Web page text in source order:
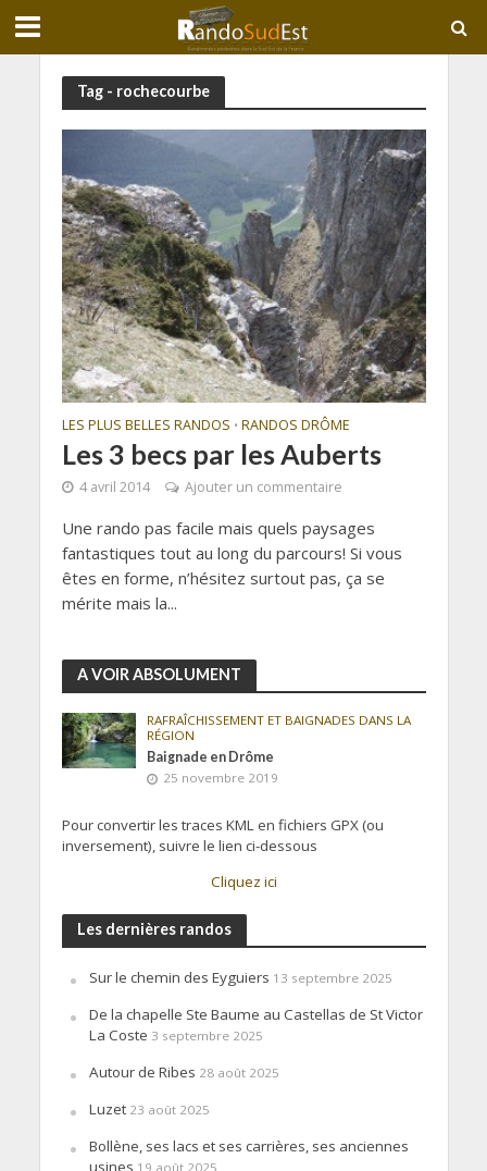
Tag - rochecourbe
LES PLUS BELLES RANDOS • RANDOS DRÔME
Les 3 becs par les Auberts
4 avril 2014 Ajouter un commentaire
Une rando pas facile mais quels paysages
fantastiques tout au long du parcours! Si vous
êtes en forme, n’hésitez surtout pas, ça se
mérite mais la...
A VOIR ABSOLUMENT
RAFRAÎCHISSEMENT ET BAIGNADES DANS LA
RÉGION
Baignade en Drôme
25 novembre 2019
Pour convertir les traces KML en fichiers GPX (ou
inversement), suivre le lien ci-dessous
Cliquez ici
Les dernières randos
Sur le chemin des Eyguiers 13 septembre 2025
De la chapelle Ste Baume au Castellas de St Victor
La Coste 3 septembre 2025
Autour de Ribes 28 août 2025
Luzet 23 août 2025
Bollène, ses lacs et ses carrières, ses anciennes
usines 19 août 2025